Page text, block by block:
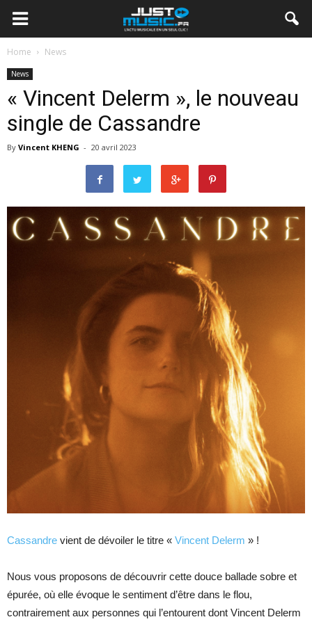
Home News
News
« Vincent Delerm », le nouveau
single de Cassandre
By Vincent KHENG - 20 avril 2023
Cassandre vient de dévoiler le titre « Vincent Delerm » !
Nous vous proposons de découvrir cette douce ballade sobre et
épurée, où elle évoque le sentiment d’être dans le flou,
contrairement aux personnes qui l’entourent dont Vincent Delerm